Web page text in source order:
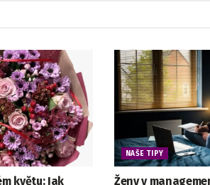
květu: Jak
NAŠE TIPY
Ženy v